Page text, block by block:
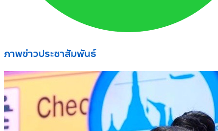
ภาพข่าวประชาสัมพันธ์